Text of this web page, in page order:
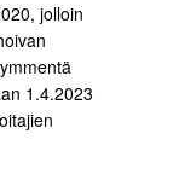
jolloin
1.4.2023